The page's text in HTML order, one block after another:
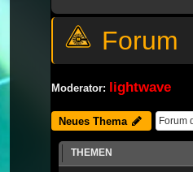
Moderator: lightwave
Neues Thema
THEMEN